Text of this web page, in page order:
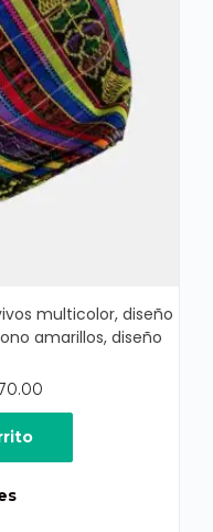
multicolor, diseño
amarillos, diseño
precio
es: